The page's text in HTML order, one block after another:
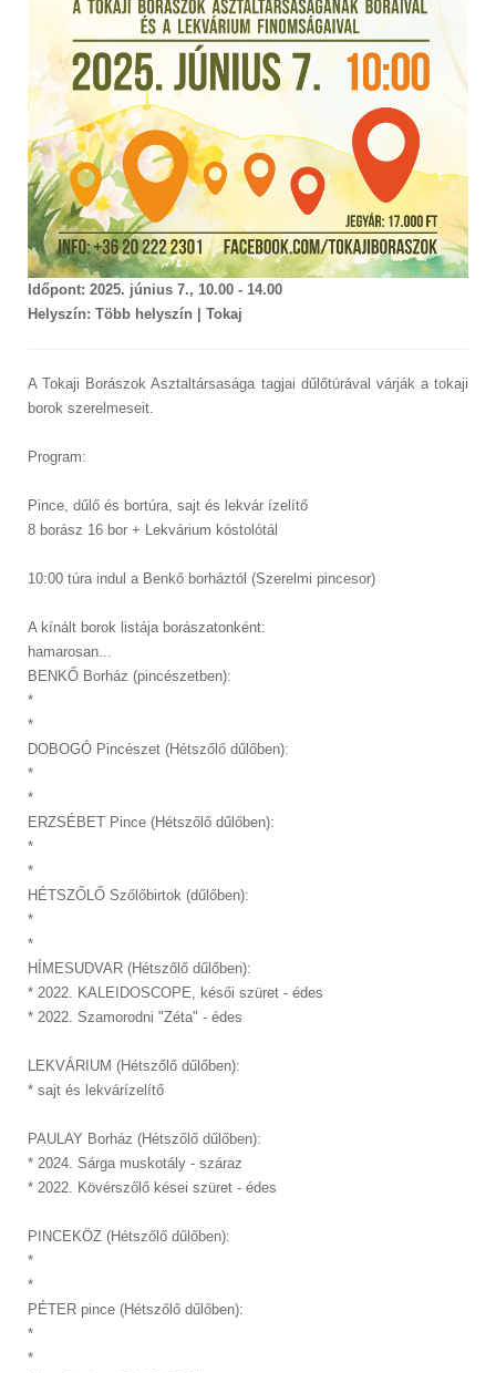
Időpont: 2025. június 7., 10.00 - 14.00
Helyszín: Több helyszín | Tokaj
A Tokaji Borászok Asztaltársasága tagjai dűlőtúrával várják a tokaji
borok szerelmeseit.
Program:
Pince, dűlő és bortúra, sajt és lekvár ízelítő
8 borász 16 bor + Lekvárium kóstolótál
10:00 túra indul a Benkő borháztól (Szerelmi pincesor)
A kínált borok listája borászatonként:
hamarosan...
BENKŐ Borház (pincészetben):
*
*
DOBOGÓ Pincészet (Hétszőlő dűlőben):
*
*
ERZSÉBET Pince (Hétszőlő dűlőben):
*
*
HÉTSZŐLŐ Szőlőbirtok (dűlőben):
*
*
HÍMESUDVAR (Hétszőlő dűlőben):
* 2022. KALEIDOSCOPE, késői szüret - édes
* 2022. Szamorodni "Zéta" - édes
LEKVÁRIUM (Hétszőlő dűlőben):
* sajt és lekvárízelítő
PAULAY Borház (Hétszőlő dűlőben):
* 2024. Sárga muskotály - száraz
* 2022. Kövérszőlő kései szüret - édes
PINCEKÖZ (Hétszőlő dűlőben):
*
*
PÉTER pince (Hétszőlő dűlőben):
*
*